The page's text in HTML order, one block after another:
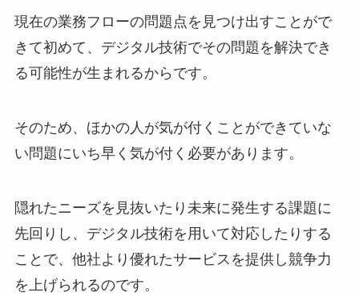
現在の業務フローの問題点を見つけ出すことがで
きて初めて、デジタル技術でその問題を解決でき
る可能性が生まれるからです。
そのため、ほかの人が気が付くことができていな
い問題にいち早く気が付く必要があります。
隠れたニーズを見抜いたり未来に発生する課題に
先回りし、デジタル技術を用いて対応したりする
ことで、他社より優れたサービスを提供し競争力
を上げられるのです。